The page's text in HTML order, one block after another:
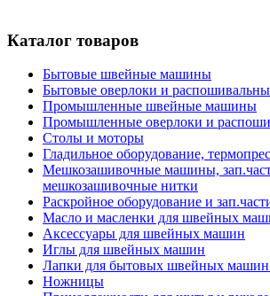
Каталог товаров
Бытовые швейные машины
Бытовые оверлоки и
Промышленные швейные машины
Промышленные оверлоки и
Столы и моторы
Гладильное оборудование,
Мешкозашивочные машины,
мешкозашивочные нитки
Раскройное оборудование и
Масло и масленки для швейных
Аксессуары для швейных машин
Иглы для швейных машин
Лапки для бытовых швейных машин
Ножницы